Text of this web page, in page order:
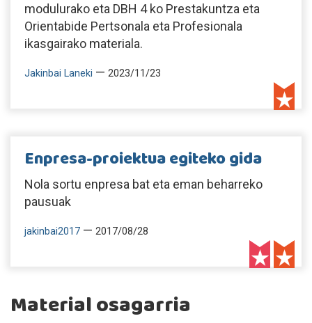
modulurako eta DBH 4 ko Prestakuntza eta
Orientabide Pertsonala eta Profesionala
ikasgairako materiala.
Jakinbai Laneki — 2023/11/23
Enpresa-proiektua egiteko gida
Nola sortu enpresa bat eta eman beharreko
pausuak
jakinbai2017 — 2017/08/28
Material osagarria